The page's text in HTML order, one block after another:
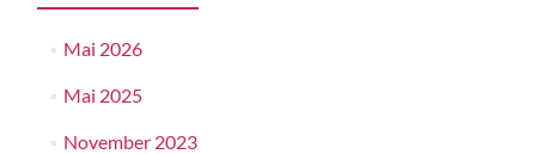
Mai 2026
Mai 2025
November 2023